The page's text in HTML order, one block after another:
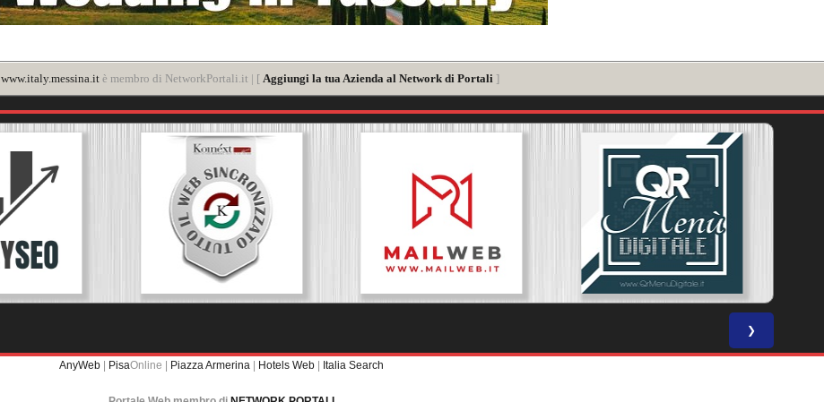
www.italy.messina.itè membro di NetworkPortali.it | [ Aggiungi la tua Azienda al Network di Portali ]
❯
AnyWeb | PisaOnline | Piazza Armerina | Hotels Web | Italia Search